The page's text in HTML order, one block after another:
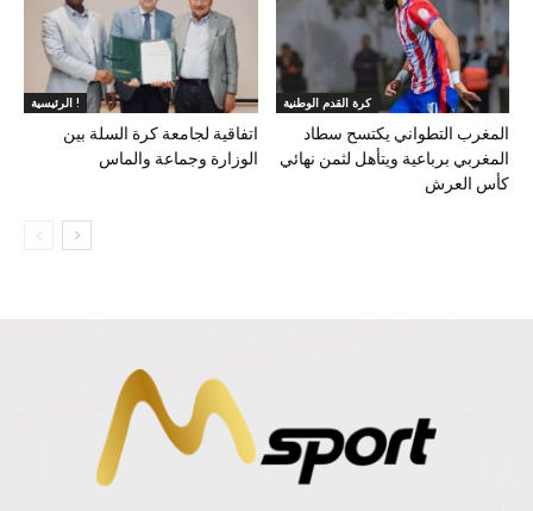
الرئيسية !
اتفاقية لجامعة كرة السلة بين
الوزارة وجماعة والماس
كرة القدم الوطنية
المغرب التطواني يكتسح سطاد
المغربي برباعية ويتأهل لثمن نهائي
كأس العرش